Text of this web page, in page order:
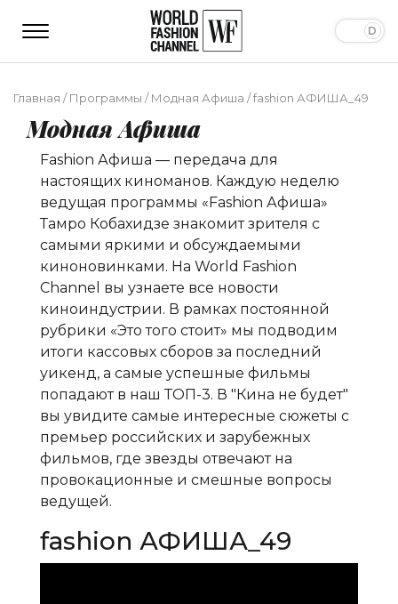
Главная /Программы /Модная Афиша /fashion АФИША_49
Модная Афиша
Fashion Афиша — передача для
настоящих киноманов. Каждую неделю
ведущая программы «Fashion Афиша»
Тамро Кобахидзе знакомит зрителя с
самыми яркими и обсуждаемыми
киноновинками. На World Fashion
Channel вы узнаете все новости
киноиндустрии. В рамках постоянной
рубрики «Это того стоит» мы подводим
итоги кассовых сборов за последний
уикенд, а самые успешные фильмы
попадают в наш ТОП-3. В "Кина не будет"
вы увидите самые интересные сюжеты с
премьер российских и зарубежных
фильмов, где звезды отвечают на
провокационные и смешные вопросы
ведущей.
fashion АФИША_49